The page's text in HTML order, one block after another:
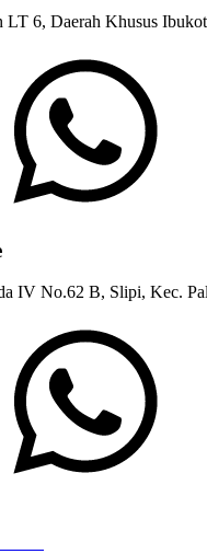
LT 6, Daerah Khusus
IV No.62 B, Slipi, Kec.